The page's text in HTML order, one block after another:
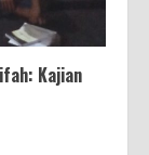
Kajian